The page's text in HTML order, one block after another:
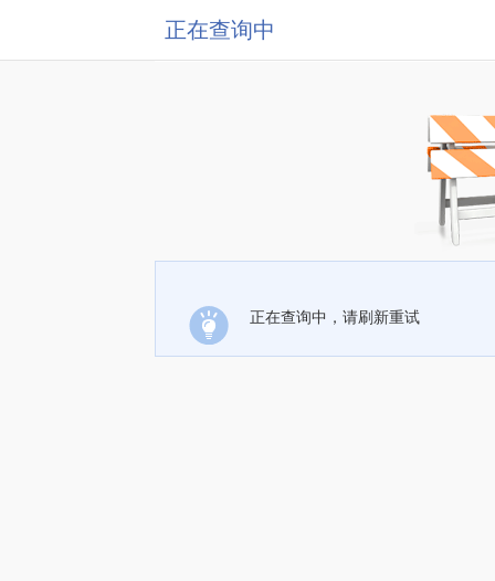
正在查询中
正在查询中，请刷新重试